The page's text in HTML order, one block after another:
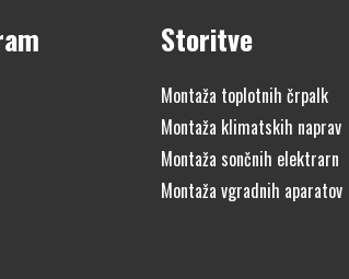
Storitve
Montaža toplotnih črpalk
Montaža klimatskih naprav
Montaža sončnih elektrarn
Montaža vgradnih aparatov